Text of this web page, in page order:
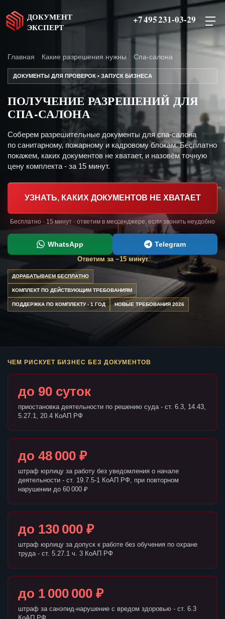
ДОКУМЕНТ
ЭКСПЕРТ
+7 495 231-03-29
Главная Какие разрешения нужны Спа-салона
ДОКУМЕНТЫ ДЛЯ ПРОВЕРОК • ЗАПУСК БИЗНЕСА
ПОЛУЧЕНИЕ РАЗРЕШЕНИЙ ДЛЯ
СПА-САЛОНА
Соберем разрешительные документы для спа-салона
по санитарному, пожарному и кадровому блокам. Бесплатно
покажем, каких документов не хватает, и назовём точную
цену комплекта - за 15 минут.
УЗНАТЬ, КАКИХ ДОКУМЕНТОВ НЕ ХВАТАЕТ
Бесплатно · 15 минут · ответим в мессенджере, если звонить неудобно
WhatsApp Telegram
Ответим за ~15 минут
ДОРАБАТЫВАЕМ БЕСПЛАТНО
КОМПЛЕКТ ПО ДЕЙСТВУЮЩИМ ТРЕБОВАНИЯМ
ПОДДЕРЖКА ПО КОМПЛЕКТУ - 1 ГОД НОВЫЕ ТРЕБОВАНИЯ 2026
ЧЕМ РИСКУЕТ БИЗНЕС БЕЗ ДОКУМЕНТОВ
до 90 суток
приостановка деятельности по решению суда - ст. 6.3, 14.43,
5.27.1, 20.4 КоАП РФ
до 48 000 ₽
штраф юрлицу за работу без уведомления о начале
деятельности - ст. 19.7.5-1 КоАП РФ, при повторном
нарушении до 60 000 ₽
до 130 000 ₽
штраф юрлицу за допуск к работе без обучения по охране
труда - ст. 5.27.1 ч. 3 КоАП РФ
до 1 000 000 ₽
штраф за санэпид-нарушение с вредом здоровью - ст. 6.3